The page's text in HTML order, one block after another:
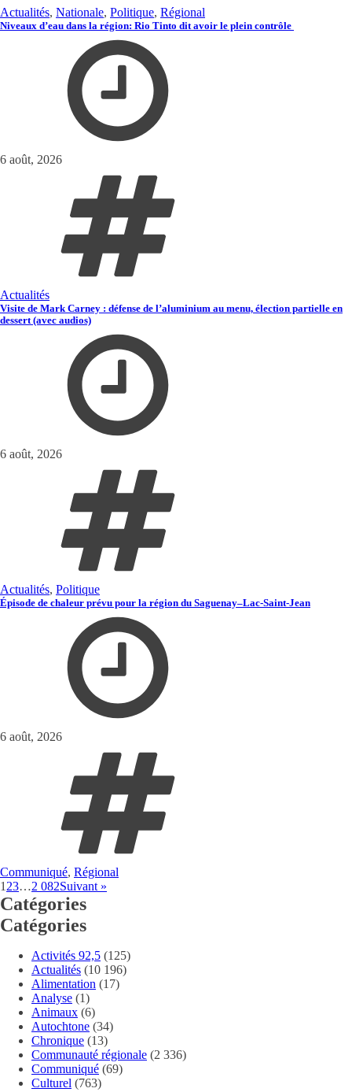
Actualités, Nationale, Politique, Régional
Niveaux d’eau dans la région: Rio Tinto dit avoir le plein contrôle
6 août, 2026
Actualités
Visite de Mark Carney : défense de l’aluminium au menu, élection partielle en
dessert (avec audios)
6 août, 2026
Actualités, Politique
Épisode de chaleur prévu pour la région du Saguenay–Lac-Saint-Jean
6 août, 2026
Communiqué, Régional
1 23…2 082Suivant »
Catégories
Catégories
Activités 92,5 (125)
Actualités (10 196)
Alimentation (17)
Analyse (1)
Animaux (6)
Autochtone (34)
Chronique (13)
Communauté régionale (2 336)
Communiqué (69)
Culturel (763)